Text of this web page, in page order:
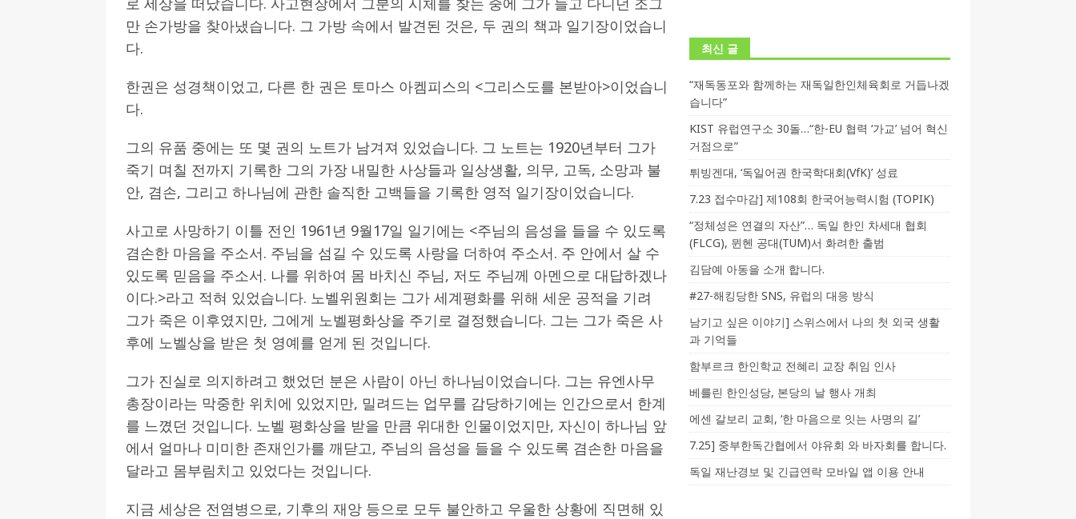
만 손가방을 찾아냈습니다. 그 가방 속에서 발견된 것은, 두 권의 책과 일기장이었습니
다.
한권은 성경책이었고, 다른 한 권은 토마스 아켐피스의 <그리스도를 본받아>이었습니
다.
그의 유품 중에는 또 몇 권의 노트가 남겨져 있었습니다. 그 노트는 1920년부터 그가
죽기 며칠 전까지 기록한 그의 가장 내밀한 사상들과 일상생활, 의무, 고독, 소망과 불
안, 겸손, 그리고 하나님에 관한 솔직한 고백들을 기록한 영적 일기장이었습니다.
사고로 사망하기 이틀 전인 1961년 9월17일 일기에는 <주님의 음성을 들을 수 있도록
겸손한 마음을 주소서. 주님을 섬길 수 있도록 사랑을 더하여 주소서. 주 안에서 살 수
있도록 믿음을 주소서. 나를 위하여 몸 바치신 주님, 저도 주님께 아멘으로 대답하겠나
이다.>라고 적혀 있었습니다. 노벨위원회는 그가 세계평화를 위해 세운 공적을 기려
그가 죽은 이후였지만, 그에게 노벨평화상을 주기로 결정했습니다. 그는 그가 죽은 사
후에 노벨상을 받은 첫 영예를 얻게 된 것입니다.
그가 진실로 의지하려고 했었던 분은 사람이 아닌 하나님이었습니다. 그는 유엔사무
총장이라는 막중한 위치에 있었지만, 밀려드는 업무를 감당하기에는 인간으로서 한계
를 느꼈던 것입니다. 노벨 평화상을 받을 만큼 위대한 인물이었지만, 자신이 하나님 앞
에서 얼마나 미미한 존재인가를 깨닫고, 주님의 음성을 들을 수 있도록 겸손한 마음을
달라고 몸부림치고 있었다는 것입니다.
지금 세상은 전염병으로, 기후의 재앙 등으로 모두 불안하고 우울한 상황에 직면해 있
최신 글
“재독동포와 함께하는 재독일한인체육회로 거듭나겠
습니다”
KIST 유럽연구소 30돌…“한-EU 협력 ‘가교’ 넘어 혁신
거점으로”
튀빙겐대, ‘독일어권 한국학대회(VfK)’ 성료
7.23 접수마감] 제108회 한국어능력시험 (TOPIK)
“정체성은 연결의 자산”… 독일 한인 차세대 협회
(FLCG), 뮌헨 공대(TUM)서 화려한 출범
김담예 아동을 소개 합니다.
#27-해킹당한 SNS, 유럽의 대응 방식
남기고 싶은 이야기] 스위스에서 나의 첫 외국 생활
과 기억들
함부르크 한인학교 전혜리 교장 취임 인사
베를린 한인성당, 본당의 날 행사 개최
에센 갈보리 교회, ‘한 마음으로 잇는 사명의 길’
7.25] 중부한독간협에서 야유회 와 바자회를 합니다.
독일 재난경보 및 긴급연락 모바일 앱 이용 안내